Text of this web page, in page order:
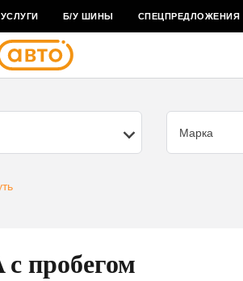
УСЛУГИ Б/У ШИНЫ СПЕЦПРЕДЛОЖЕНИЯ
Марка
пробегом